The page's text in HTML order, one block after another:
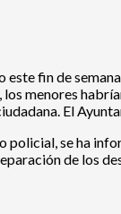
fin de
menores
El
policial, se ha
de los